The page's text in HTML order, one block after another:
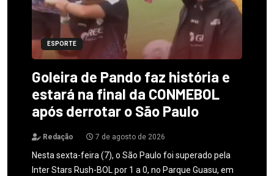
ESPORTE
Goleira de Pando faz história e
estará na final da CONMEBOL
após derrotar o São Paulo
Redação 7 de agosto de 2026
Nesta sexta-feira (7), o São Paulo foi superado pela
Inter Stars Rush-BOL por 1 a 0, no Parque Guasu, em